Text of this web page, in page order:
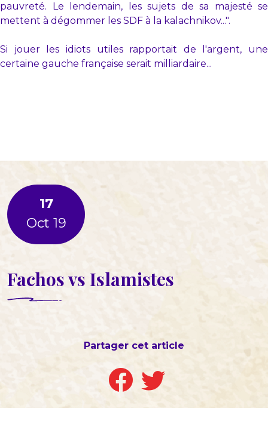
pauvreté. Le lendemain, les sujets de sa majesté se
mettent à dégommer les SDF à la kalachnikov...".
Si jouer les idiots utiles rapportait de l'argent, une
certaine gauche française serait milliardaire...
17
Oct 19
Fachos vs Islamistes
Partager cet article